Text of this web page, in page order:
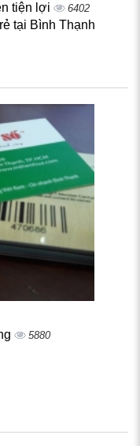
tiện lợi 6402
tại Bình Thạnh
5880